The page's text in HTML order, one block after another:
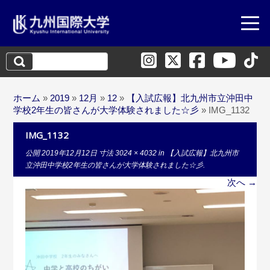
検
索:
ホーム » 2019 » 12月 » 12 »
【入試広報】北九州市立沖田中
学校2年生の皆さんが大学体験されました☆彡 » IMG_1132
IMG_1132
公開 2019年12月12日 寸法3024 × 4032 in
【入試広報】北九州市
立沖田中学校2年生の皆さんが大学体験されました☆彡.
次へ →